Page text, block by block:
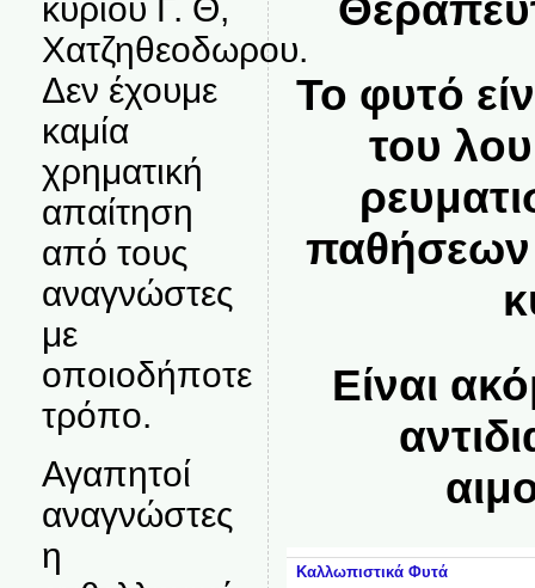
κυρίου Γ. Θ,
Χατζηθεοδωρου.
Δεν έχουμε
καμία
χρηματική
απαίτηση
από τους
αναγνώστες
με
οποιοδήποτε
τρόπο.
Αγαπητοί
αναγνώστες
η
Το φυτό
του
παθήσεων
Είναι
Καλλωπιστικά Φυτά